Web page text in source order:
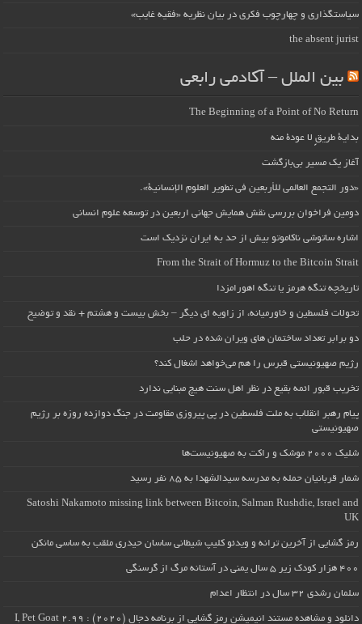
سیاستگذاری و چهارچوب فکری در بیان نظریه «فقیه غایب»
the absent jurist
بین الملل – آکادمی رابعی
The Beginning of a Point of No Return
بداية طريقٍ لا عودة منه
آغاز یک مسیر بی‌بازگشت
«دور التجمع العالمي للأربعين في تطوير العلوم الإنسانية».
دومین فراخوان بررسی نقش همایش جهانی اربعین در توسعه علوم انسانی
اشاره ساتوشی ناکاموتو بیش از حد به ایران نزدیک است
From the Strait of Hormuz to the Bitcoin Strait
تاریخچه تنگه هرمز یا تنگه اهورامزدا
تحولات فلسطین و خاورمیانه، از زاویه ای دیگر – بخش بیست و هشتم + نقد و توضیح
دو برابر تعداد ساختمان های ویران شده در حلب
رژیم صهیونیستی قبرس را هم می‌خواهد اشغال کند؟
تخریب قبور ائمه بقیع در نظر اهل سنت هیچ مبنایی ندارد
پیام رهبر انقلاب به ملت فلسطین در پی پیروزی مقاومت در جنگ دوازده روزه بر رژیم
صهیونیستی
شلیک ۲۰۰۰ موشک و راکت به صهیونیست‌ها
شمار قربانیان حمله به مدرسه سیدالشهدا به ۸۵ نفر رسید
Satoshi Nakamoto missing link between Bitcoin, Salman Rushdie, Israel and
UK
رمز گشایی از آخرین ترانه و ویدئو کلیپ شیطانی ساسان حیدری ملقب به ساسی مانکن
۴۰۰ هزار کودک زیر ۵ سال یمنی در آستانه مرگ از گرسنگی
سلمان رشدی ۳۲ سال در انتظار اعدام
دانلود و مشاهده مستند انیمیشن رمز گشایی از برنامه دجال (۲۰۲۰) : I, Pet Goat 2.99